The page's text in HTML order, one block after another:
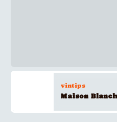
vintips
Maison